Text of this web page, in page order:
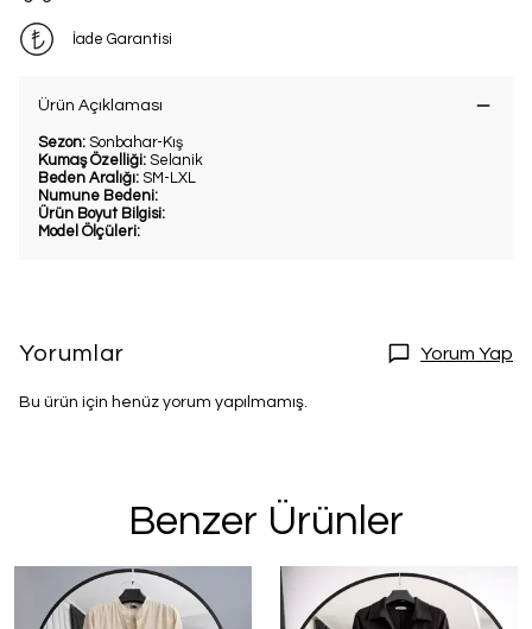
İade Garantisi
Ürün Açıklaması
Sezon: Sonbahar-Kış
Kumaş Özelliği: Selanik
Beden Aralığı: SM-LXL
Numune Bedeni:
Ürün Boyut Bilgisi:
Model Ölçüleri:
Yorumlar Yorum Yap
Bu ürün için henüz yorum yapılmamış.
Benzer Ürünler